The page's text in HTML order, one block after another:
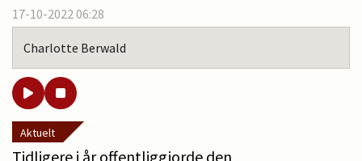
17-10-2022 06:28
Charlotte Berwald
Aktuelt
Tidligere i år offentliggjorde den